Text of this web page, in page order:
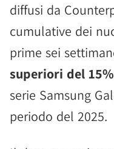
diffusi da
cumulative dei
prime sei
superiori del 15%
serie Samsung
periodo del 2025.